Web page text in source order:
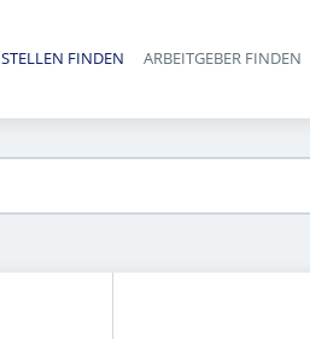
STELLEN FINDEN ARBEITGEBER FINDEN